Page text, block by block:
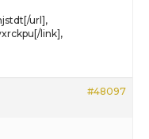
url],
link],
#48097